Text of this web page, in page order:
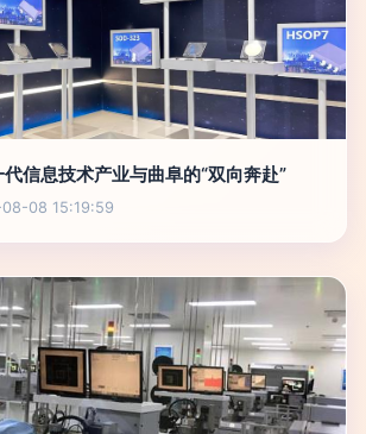
信息技术产业与曲阜的“双向奔赴”
08 15:19:59